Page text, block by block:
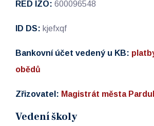
RED IZO: 600096548
ID DS: kjefxqf
Bankovní účet vedený u KB:
obědů
Zřizovatel: Magistrát města
Vedení školy